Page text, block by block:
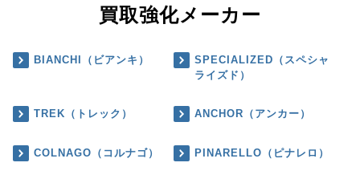
買取強化メーカー
BIANCHI（ビアンキ）
SPECIALIZED（スペシャ
ライズド）
TREK（トレック） ANCHOR（アンカー）
COLNAGO（コルナゴ） PINARELLO（ピナレロ）